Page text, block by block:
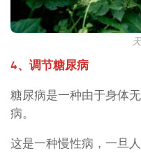
4、调节糖尿病
糖尿病是一种由于身体
病。
这是一种慢性病，一旦